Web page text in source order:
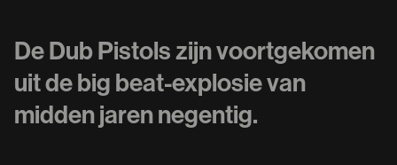
De Dub Pistols zijn voortgekomen
uit de big beat-explosie van
midden jaren negentig.